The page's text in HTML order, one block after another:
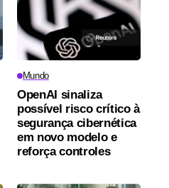
Mundo
OpenAI sinaliza
possível risco crítico à
segurança cibernética
em novo modelo e
reforça controles